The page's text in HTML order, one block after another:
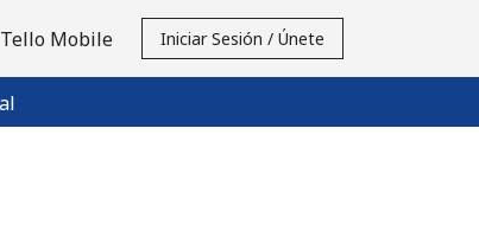
Tello Mobile Iniciar Sesión / Únete